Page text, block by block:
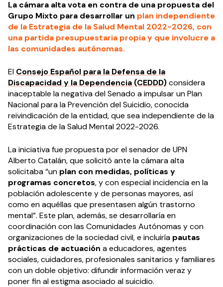
La cámara alta vota en contra de una propuesta del
Grupo Mixto para desarrollar un plan independiente
de la Estrategia de la Salud Mental 2022-2026, con
una partida presupuestaria propia y que involucre a
las comunidades autónomas.
El Consejo Español para la Defensa de la
Discapacidad y la Dependencia (CEDDD)considera
inaceptable la negativa del Senado a impulsar un Plan
Nacional para la Prevención del Suicidio, conocida
reivindicación de la entidad, que sea independiente de la
Estrategia de la Salud Mental 2022-2026.
La iniciativa fue propuesta por el senador de UPN
Alberto Catalán, que solicitó ante la cámara alta
solicitaba “un plan con medidas, políticas y
programas concretos, y con especial incidencia en la
población adolescente y de personas mayores, así
como en aquéllas que presentasen algún trastorno
mental”. Este plan, además, se desarrollaría en
coordinación con las Comunidades Autónomas y con
organizaciones de la sociedad civil, e incluiría pautas
prácticas de actuación a educadores, agentes
sociales, cuidadores, profesionales sanitarios y familiares
con un doble objetivo: difundir información veraz y
poner fin al estigma asociado al suicidio.